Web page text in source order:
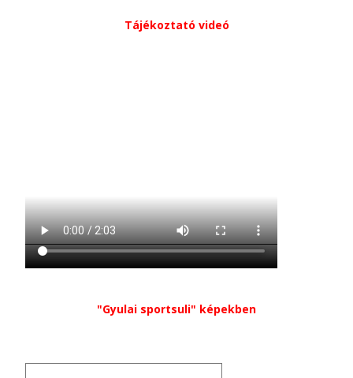
Tájékoztató videó
"Gyulai sportsuli" képekben